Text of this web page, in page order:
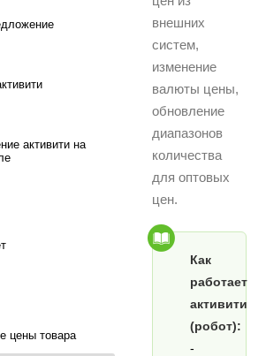
активити на
цены товара
внешних
систем,
изменение
валюты цены,
обновление
диапазонов
количества
для оптовых
цен.
Как
работает
активити
(робот):
-